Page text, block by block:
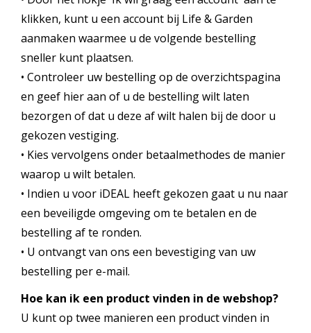
klikken, kunt u een account bij Life & Garden
aanmaken waarmee u de volgende bestelling
sneller kunt plaatsen.
• Controleer uw bestelling op de overzichtspagina
en geef hier aan of u de bestelling wilt laten
bezorgen of dat u deze af wilt halen bij de door u
gekozen vestiging.
• Kies vervolgens onder betaalmethodes de manier
waarop u wilt betalen.
• Indien u voor iDEAL heeft gekozen gaat u nu naar
een beveiligde omgeving om te betalen en de
bestelling af te ronden.
• U ontvangt van ons een bevestiging van uw
bestelling per e-mail.
Hoe kan ik een product vinden in de webshop?
U kunt op twee manieren een product vinden in